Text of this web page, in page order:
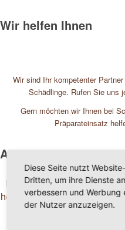
Wir helfen Ihnen
Wir sind Ihr kompetenter
Schädlinge. Rufen Sie uns
Gern möchten wir Ihnen bei
Präparateinsatz
Andere Schädlinge
Kein Problem, kontaktieren
helfen. Mit uns haben Sie
Diese Seite nutzt
Dritten, um ihre Dienste
verbessern und
der Nutzer anzuzeigen.